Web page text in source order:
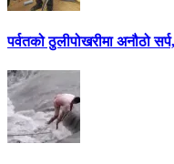
पर्वतको ठुलीपोखरीमा अनौठो